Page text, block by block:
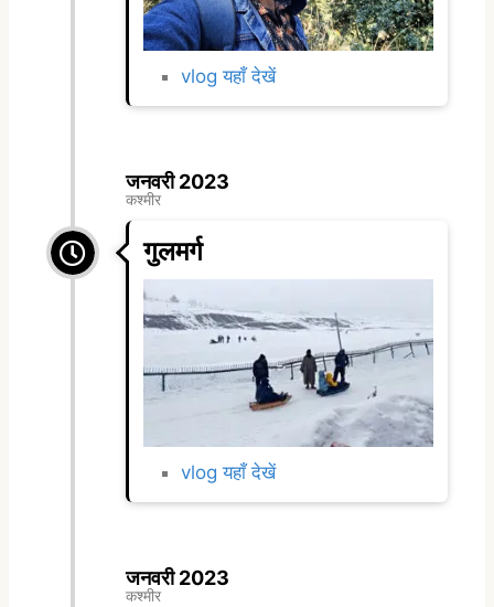
vlog यहाँ देखें
जनवरी 2023
कश्मीर
गुलमर्ग
vlog यहाँ देखें
जनवरी 2023
कश्मीर